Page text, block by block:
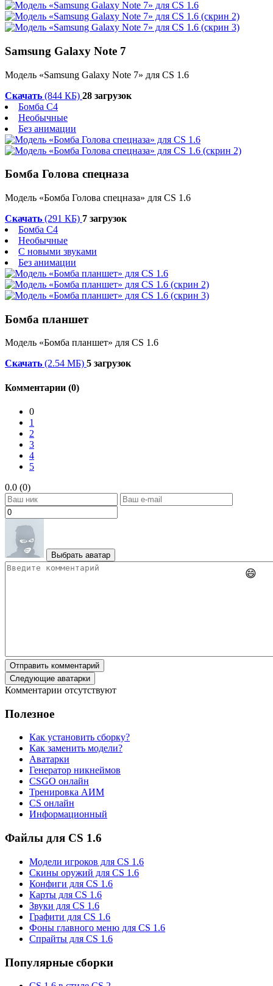
Samsung Galaxy Note 7
Модель «Samsung Galaxy Note 7» для CS 1.6
Скачать (844 КБ) 28 загрузок
Бомба C4
Необычные
Без анимации
Бомба Голова спецназа
Модель «Бомба Голова спецназа» для CS 1.6
Скачать (291 КБ) 7 загрузок
Бомба C4
Необычные
С новыми звуками
Без анимации
Бомба планшет
Модель «Бомба планшет» для CS 1.6
Скачать (2.54 МБ) 5 загрузок
Комментарии (0)
0
1
2
3
4
5
0.0 (0)
Выбрать аватар
😄
Отправить комментарий
Следующие аватарки
Комментарии отсутствуют
Полезное
Как установить сборку?
Как заменить модели?
Аватарки
Генератор никнеймов
CSGO онлайн
Тренировка АИМ
CS онлайн
Информационный
Файлы для CS 1.6
Модели игроков для CS 1.6
Скины оружий для CS 1.6
Конфиги для CS 1.6
Карты для CS 1.6
Звуки для CS 1.6
Графити для CS 1.6
Фоны главного меню для CS 1.6
Спрайты для CS 1.6
Популярные сборки